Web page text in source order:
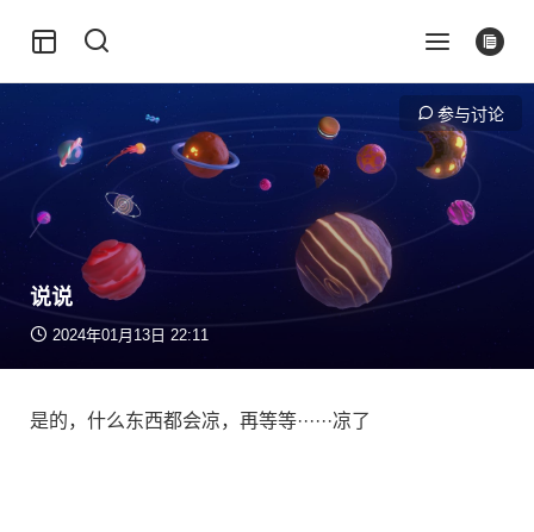
参与讨论
说说
2024年01月13日 22:11
是的，什么东西都会凉，再等等······凉了